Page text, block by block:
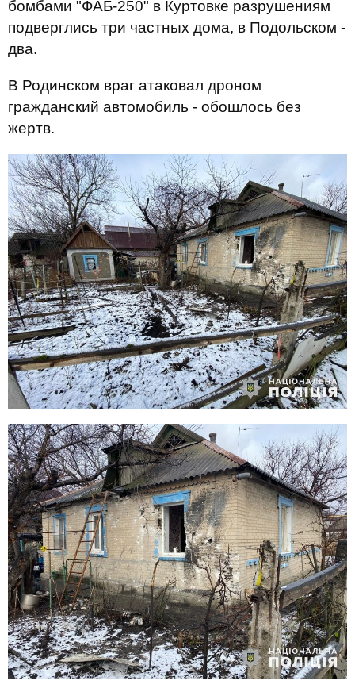
бомбами "ФАБ-250" в Куртовке разрушениям
подверглись три частных дома, в Подольском -
два.
В Родинском враг атаковал дроном
гражданский автомобиль - обошлось без
жертв.